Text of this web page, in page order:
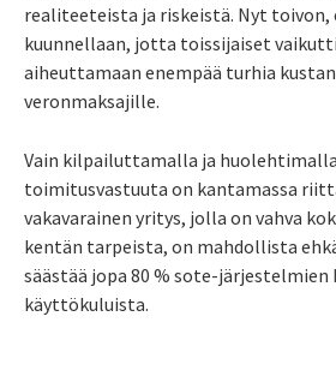
realiteeteista ja riskeistä. Nyt toivon,
kuunnellaan, jotta toissijaiset
aiheuttamaan enempää turhia
veronmaksajille.
Vain kilpailuttamalla ja
toimitusvastuuta on kantamassa
vakavarainen yritys, jolla on vahva
kentän tarpeista, on mahdollista
säästää jopa 80 % sote-järjestelmien
käyttökuluista.